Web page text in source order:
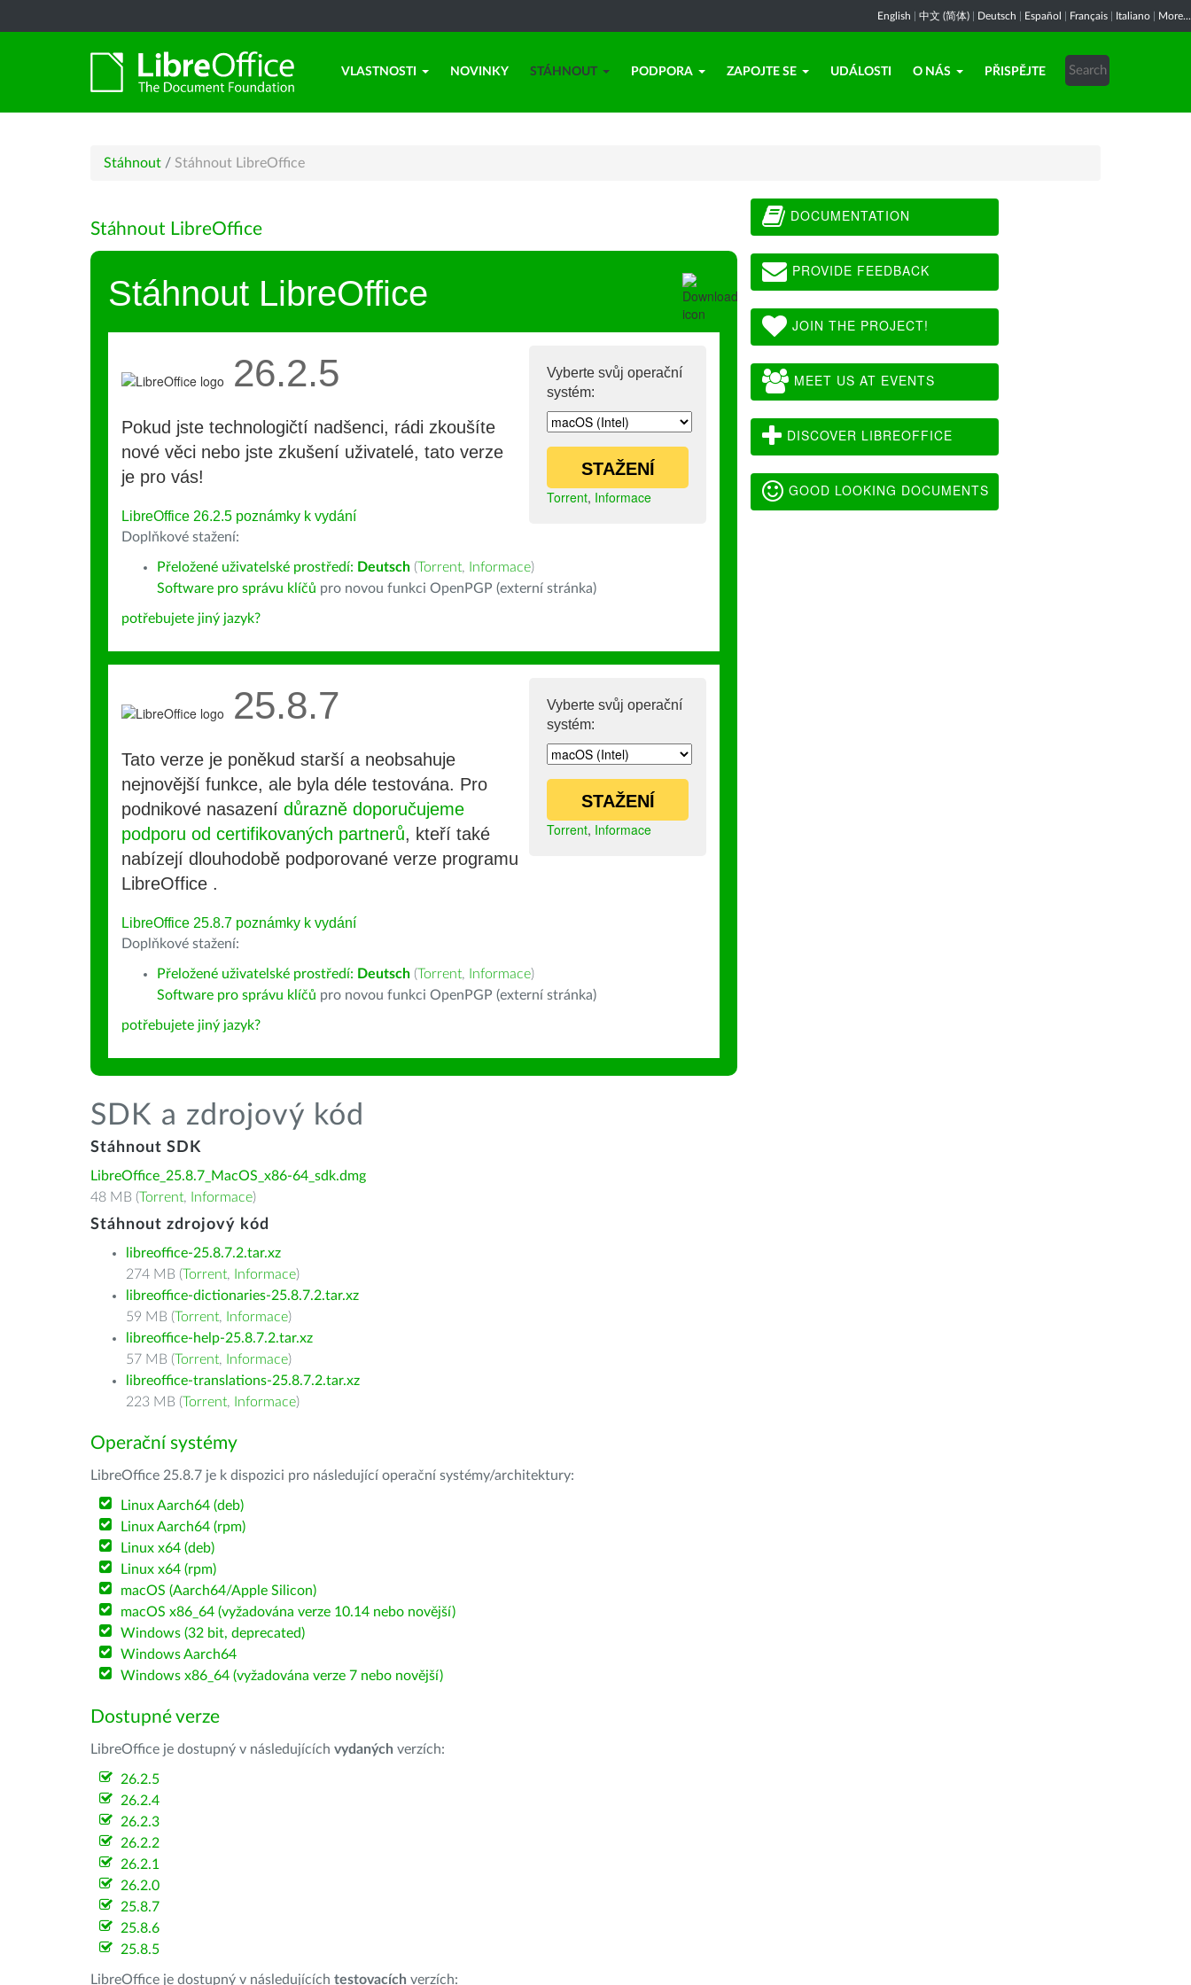
English 中文 (简体) Deutsch Español Français Italiano More...
VLASTNOSTI NOVINKY STÁHNOUT PODPORA ZAPOJTE SE UDÁLOSTI O NÁS PŘISPĚJTE
Stáhnout / Stáhnout LibreOffice
Stáhnout LibreOffice
Stáhnout LibreOffice
Vyberte svůj operační
systém:
STAŽENÍ
Torrent, Informace
26.2.5
Pokud jste technologičtí nadšenci, rádi zkoušíte
nové věci nebo jste zkušení uživatelé, tato verze
je pro vás!
LibreOffice 26.2.5 poznámky k vydání
Doplňkové stažení:
Přeložené uživatelské prostředí: Deutsch (Torrent, Informace)
Software pro správu klíčů pro novou funkci OpenPGP (externí stránka)
potřebujete jiný jazyk?
Vyberte svůj operační
systém:
STAŽENÍ
Torrent, Informace
25.8.7
Tato verze je poněkud starší a neobsahuje
nejnovější funkce, ale byla déle testována. Pro
podnikové nasazení důrazně doporučujeme
podporu od certifikovaných partnerů, kteří také
nabízejí dlouhodobě podporované verze programu
LibreOffice .
LibreOffice 25.8.7 poznámky k vydání
Doplňkové stažení:
Přeložené uživatelské prostředí: Deutsch (Torrent, Informace)
Software pro správu klíčů pro novou funkci OpenPGP (externí stránka)
potřebujete jiný jazyk?
SDK a zdrojový kód
Stáhnout SDK
LibreOffice_25.8.7_MacOS_x86-64_sdk.dmg
48 MB (Torrent, Informace)
Stáhnout zdrojový kód
libreoffice-25.8.7.2.tar.xz
274 MB (Torrent, Informace)
libreoffice-dictionaries-25.8.7.2.tar.xz
59 MB (Torrent, Informace)
libreoffice-help-25.8.7.2.tar.xz
57 MB (Torrent, Informace)
libreoffice-translations-25.8.7.2.tar.xz
223 MB (Torrent, Informace)
Operační systémy
LibreOffice 25.8.7 je k dispozici pro následující operační systémy/architektury:
Linux Aarch64 (deb)
Linux Aarch64 (rpm)
Linux x64 (deb)
Linux x64 (rpm)
macOS (Aarch64/Apple Silicon)
macOS x86_64 (vyžadována verze 10.14 nebo novější)
Windows (32 bit, deprecated)
Windows Aarch64
Windows x86_64 (vyžadována verze 7 nebo novější)
Dostupné verze
LibreOffice je dostupný v následujících vydaných verzích:
26.2.5
26.2.4
26.2.3
26.2.2
26.2.1
26.2.0
25.8.7
25.8.6
25.8.5
LibreOffice je dostupný v následujících testovacích verzích:
DOCUMENTATION
PROVIDE FEEDBACK
JOIN THE PROJECT!
MEET US AT EVENTS
DISCOVER LIBREOFFICE
GOOD LOOKING DOCUMENTS